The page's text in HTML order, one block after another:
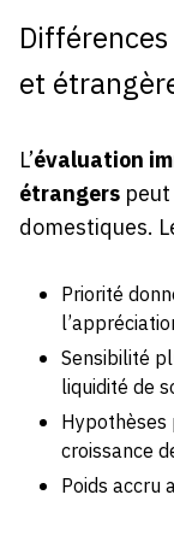
et
L’évaluation
étrangers
domestiques.
Priorité
Sensibilité
liquidité de
croissance
Poids accru